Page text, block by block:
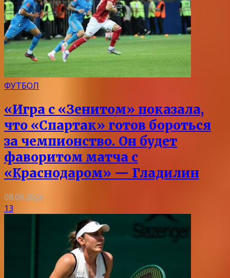
ФУТБОЛ
«Игра с «Зенитом» показала,
что «Спартак» готов бороться
за чемпионство. Он будет
фаворитом матча с
«Краснодаром» — Гладилин
08.08.2026
13